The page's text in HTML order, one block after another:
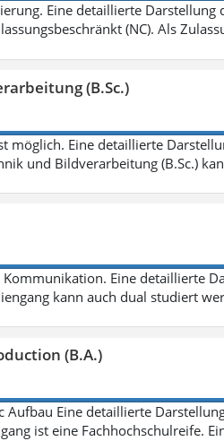
Eine detaillierte
(NC). Als
(B.Sc.)
möglich. Eine detaillierte
und Bildverarbeitung (B.Sc.)
Eine detaillierte
kann auch dual studiert
(B.A.)
Aufbau Eine detaillierte
ist eine Fachhochschulreife.